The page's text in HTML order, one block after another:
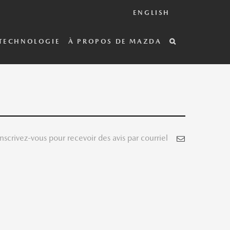
ENGLISH
À PROPOS DE MAZDA
vous pour recevoir des avis par courriel